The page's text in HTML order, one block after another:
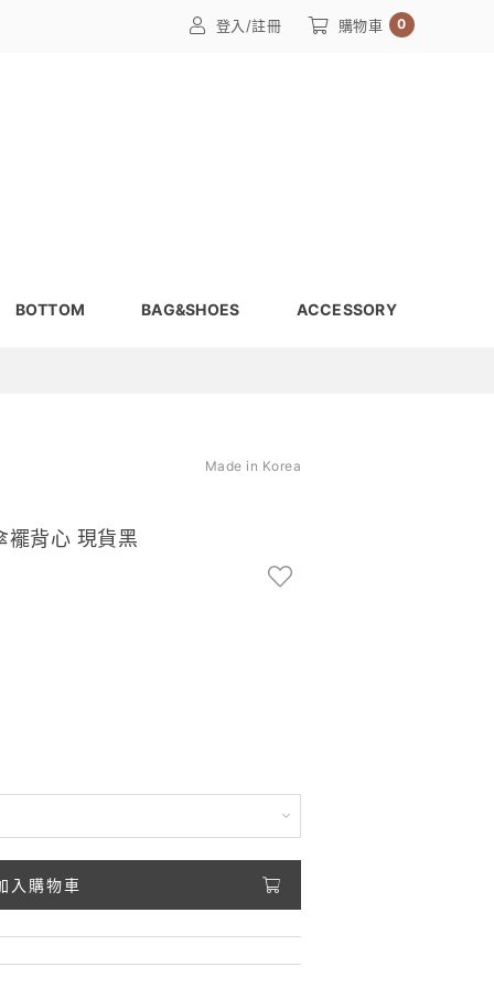
登入/註冊 購物車 0
BOTTOM BAG&SHOES ACCESSORY
Made in Korea
襬背心 現貨黑
入購物車